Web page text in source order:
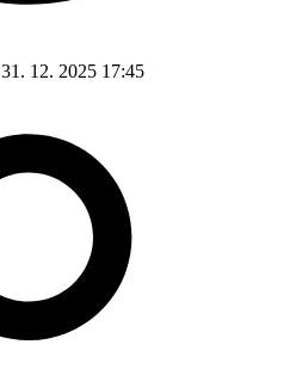
31. 12. 2025 17:45